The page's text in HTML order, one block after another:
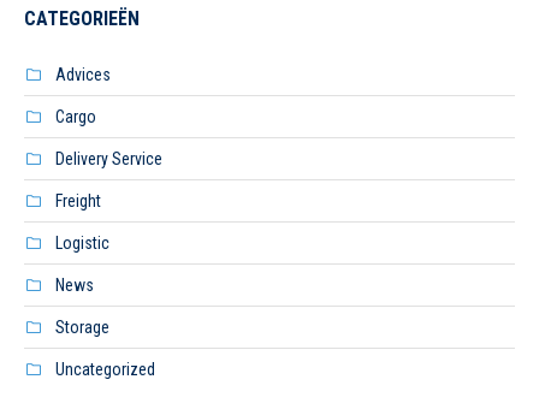
CATEGORIEËN
Advices
Cargo
Delivery Service
Freight
Logistic
News
Storage
Uncategorized